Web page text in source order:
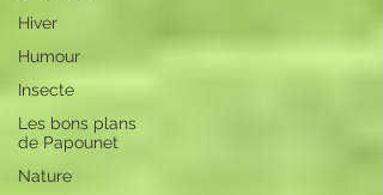
Hiver
Humour
Insecte
Les bons plans
de Papounet
Nature